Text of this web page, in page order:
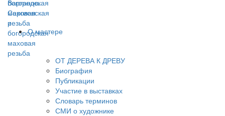
О мастере
ОТ ДЕРЕВА К ДРЕВУ
Биография
Публикации
Участие в выставках
Словарь терминов
СМИ о художнике